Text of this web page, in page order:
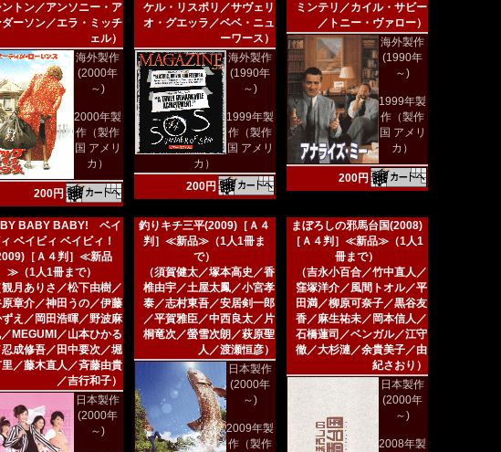
トン／アンソニー・ア
ーソン／エラ・ミッチ
ェル）
海外製作
(2000年
～)
2000年製
作（製作
国 アメリ
カ）
200円
ケル・リスポリ／サヴェリ
オ・グエッラ／ベベ・ニュ
ーワース）
海外製作
(1990年
～)
1999年製
作（製作
国 アメリ
カ）
200円
ミンテリ／カイル・サビー
／トニー・ヴァロー）
海外製作
(1990年
～)
1999年製
作（製作
国 アメリ
カ）
200円
BABY BABY! ベイ
ベイビィ ベイビィ！
［Ａ４判］≪新品
≫（1人1冊まで）
月ありさ／松下由樹／
章介／神田うの／伊藤
え／岡田浩暉／野波麻
MEGUMI／山本ひかる
成修吾／田中要次／堀
／藤木直人／斉藤由貴
／吉行和子）
日本製作
(2000年
～)
釣りキチ三平(2009)［Ａ４
判］≪新品≫（1人1冊ま
で）
（須賀健太／塚本高史／香
椎由宇／土屋太鳳／小宮孝
泰／志村東吾／安居剣一郎
／平賀雅臣／中西良太／片
桐竜次／螢雪次朗／萩原聖
人／渡瀬恒彦）
日本製作
(2000年
～)
2009年製
作（製作
まぼろしの邪馬台国(2008)
［Ａ４判］≪新品≫（1人1
冊まで）
（吉永小百合／竹中直人／
窪塚洋介／風間トオル／平
田満／柳原可奈子／黒谷友
香／麻生祐未／岡本信人／
石橋蓮司／ベンガル／江守
徹／大杉漣／余貴美子／由
紀さおり）
日本製作
(2000年
～)
2008年製